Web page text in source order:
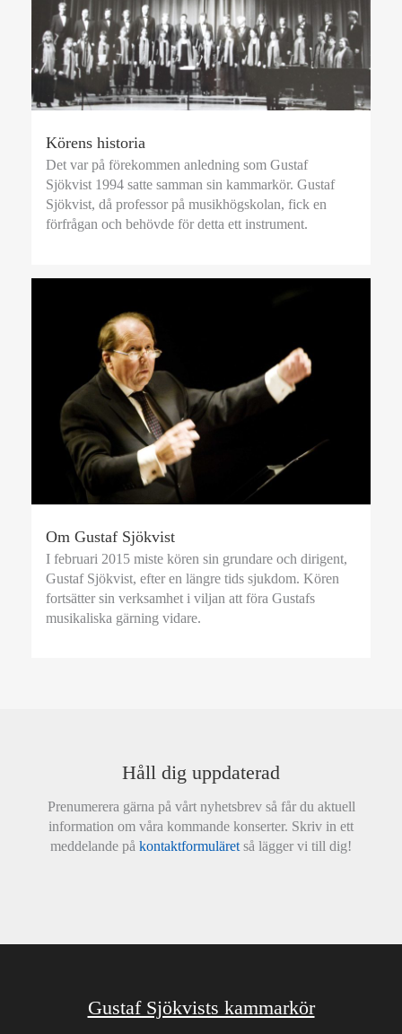
Körens historia
Det var på förekommen anledning som Gustaf
Sjökvist 1994 satte samman sin kammarkör. Gustaf
Sjökvist, då professor på musikhögskolan, fick en
förfrågan och behövde för detta ett instrument.
Om Gustaf Sjökvist
I februari 2015 miste kören sin grundare och dirigent,
Gustaf Sjökvist, efter en längre tids sjukdom. Kören
fortsätter sin verksamhet i viljan att föra Gustafs
musikaliska gärning vidare.
Håll dig uppdaterad
Prenumerera gärna på vårt nyhetsbrev så får du aktuell
information om våra kommande konserter. Skriv in ett
meddelande på kontaktformuläret så lägger vi till dig!
Gustaf Sjökvists kammarkör